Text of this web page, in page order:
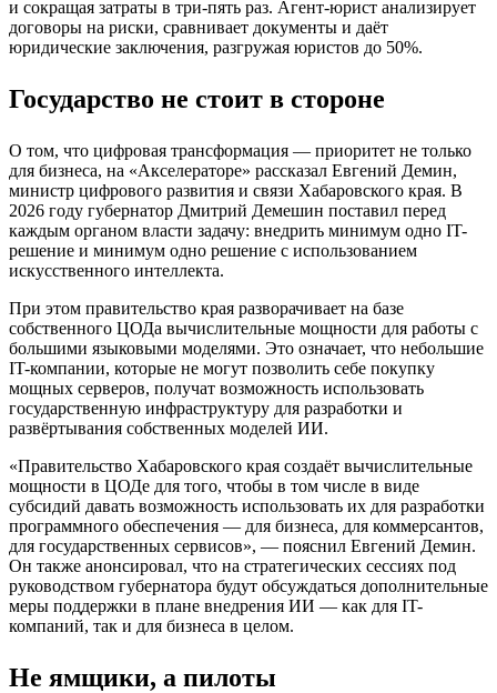
и сокращая затраты в три-пять раз. Агент-юрист анализирует
договоры на риски, сравнивает документы и даёт
юридические заключения, разгружая юристов до 50%.
Государство не стоит в стороне
О том, что цифровая трансформация — приоритет не только
для бизнеса, на «Акселераторе» рассказал Евгений Демин,
министр цифрового развития и связи Хабаровского края. В
2026 году губернатор Дмитрий Демешин поставил перед
каждым органом власти задачу: внедрить минимум одно IT-
решение и минимум одно решение с использованием
искусственного интеллекта.
При этом правительство края разворачивает на базе
собственного ЦОДа вычислительные мощности для работы с
большими языковыми моделями. Это означает, что небольшие
IT-компании, которые не могут позволить себе покупку
мощных серверов, получат возможность использовать
государственную инфраструктуру для разработки и
развёртывания собственных моделей ИИ.
«Правительство Хабаровского края создаёт вычислительные
мощности в ЦОДе для того, чтобы в том числе в виде
субсидий давать возможность использовать их для разработки
программного обеспечения — для бизнеса, для коммерсантов,
для государственных сервисов», — пояснил Евгений Демин.
Он также анонсировал, что на стратегических сессиях под
руководством губернатора будут обсуждаться дополнительные
меры поддержки в плане внедрения ИИ — как для IT-
компаний, так и для бизнеса в целом.
Не ямщики, а пилоты